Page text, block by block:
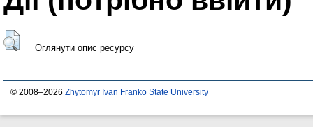
Оглянути опис ресурсу
© 2008–2026 Zhytomyr Ivan Franko State University